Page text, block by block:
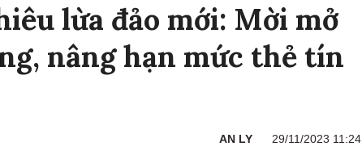
lừa đảo mới: Mời mở
nâng hạn mức thẻ tín
AN LY 29/11/2023 11:24